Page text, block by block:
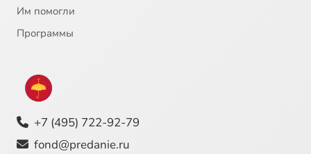
Им помогли
Программы
+7 (495) 722-92-79
fond@predanie.ru